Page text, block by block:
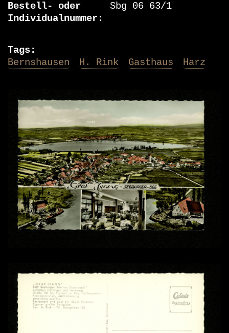
Bestell- oder
Individualnummer
Sbg 06 63/1
Tags
Bernshausen
H. Rink Gasthaus Harz